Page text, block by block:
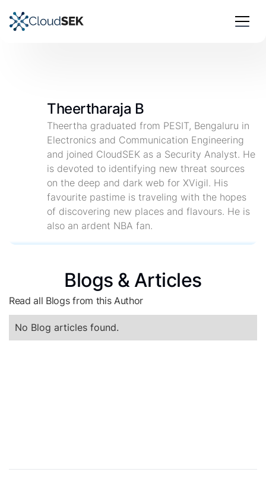
Theertharaja B
Theertha graduated from PESIT, Bengaluru in
Electronics and Communication Engineering
and joined CloudSEK as a Security Analyst. He
is devoted to identifying new threat sources
on the deep and dark web for XVigil. His
favourite pastime is traveling with the hopes
of discovering new places and flavours. He is
also an ardent NBA fan.
Blogs & Articles
Read all Blogs from this Author
No Blog articles found.